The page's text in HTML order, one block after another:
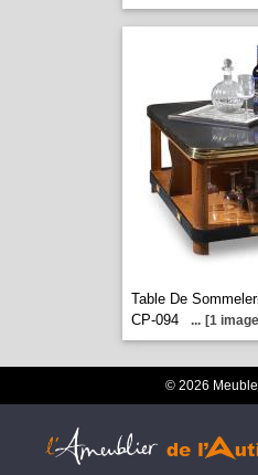
Table De
CP-094
... [1
© 2026